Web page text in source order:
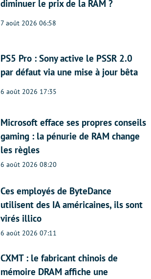
diminuer le prix de la RAM ?
7 août 2026 06:58
PS5 Pro : Sony active le PSSR 2.0
par défaut via une mise à jour bêta
6 août 2026 17:35
Microsoft efface ses propres conseils
gaming : la pénurie de RAM change
les règles
6 août 2026 08:20
Ces employés de ByteDance
utilisent des IA américaines, ils sont
virés illico
6 août 2026 07:11
CXMT : le fabricant chinois de
mémoire DRAM affiche une